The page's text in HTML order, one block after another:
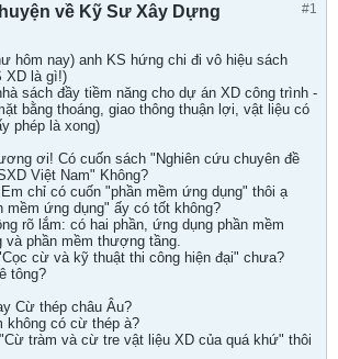
#1
về Kỹ Sư Xây Dựng
hôm nay) anh KS hứng chi đi vô hiệu sách
XD là gì!)
sách đầy tiềm năng cho dự án XD công trình -
bằng thoáng, giao thông thuận lợi, vật liệu có
phép là xong)
ơi! Có cuốn sách "Nghiên cứu chuyên đề
Việt Nam" Không?
chỉ có cuốn "phần mềm ứng dụng" thôi ạ
mềm ứng dụng" ấy có tốt không?
rõ lắm: có hai phần, ứng dụng phần mềm
và phần mềm thượng tầng.
cừ và kỹ thuật thi công hiện đại" chưa?
tông?
Cừ thép châu Âu?
không có cừ thép à?
tràm và cừ tre vật liệu XD của quá khứ" thôi